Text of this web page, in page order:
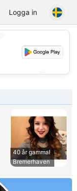
Logga in
40 år gammal
Bremerhaven